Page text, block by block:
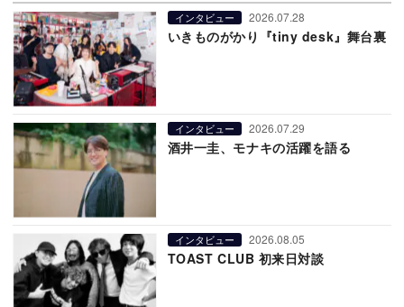
インタビュー 2026.07.28
いきものがかり『tiny desk』舞台裏
インタビュー 2026.07.29
酒井一圭、モナキの活躍を語る
インタビュー 2026.08.05
TOAST CLUB 初来日対談